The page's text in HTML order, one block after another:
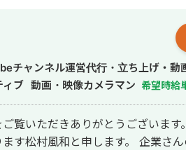
チャンネル運営代行・立ち上げ・動
ィブ 動画・映像カメラマン 希望時給
覧いただきありがとうございま
す松村風和と申します。 企業さ